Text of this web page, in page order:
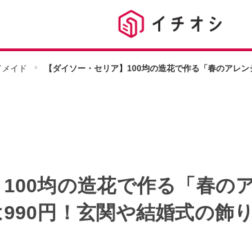
イド 【ダイソー・セリア】100均の造花で作る「春のアレ
100均の造花で作る「春の
円！玄関や結婚式の飾